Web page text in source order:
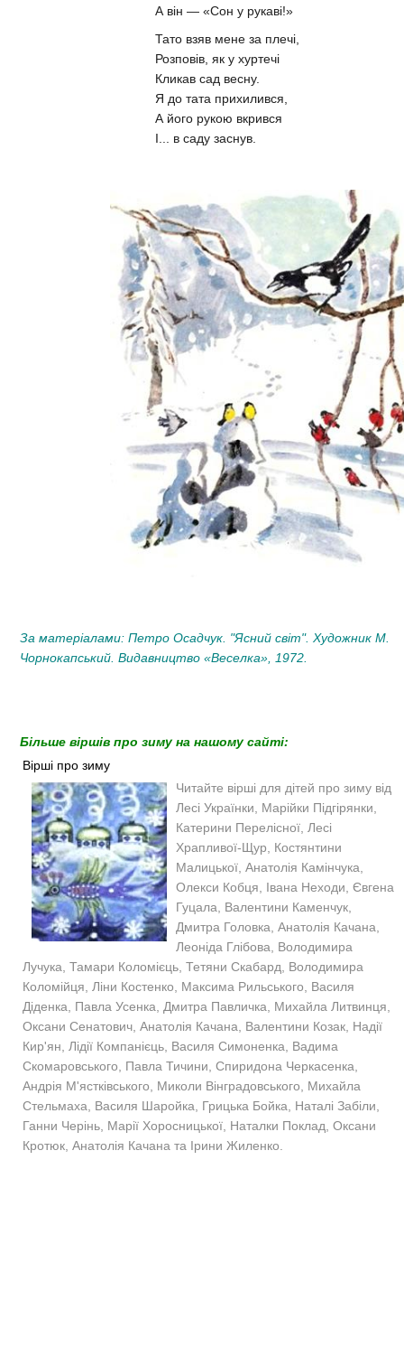
А він — «Сон у рукаві!»
Тато взяв мене за плечі,
Розповів, як у хуртечі
Кликав сад весну.
Я до тата прихилився,
А його рукою вкрився
І... в саду заснув.
За матеріалами: Петро Осадчук. "Ясний світ". Художник М.
Чорнокапський. Видавництво «Веселка», 1972.
Більше віршів про зиму на нашому сайті:
Вірші про зиму
Читайте вірші для дітей про зиму від
Лесі Українки, Марійки Підгірянки,
Катерини Перелісної, Лесі
Храпливої-Щур, Костянтини
Малицької, Анатолія Камінчука,
Олекси Кобця, Івана Неходи, Євгена
Гуцала, Валентини Каменчук,
Дмитра Головка, Анатолія Качана,
Леоніда Глібова, Володимира
Лучука, Тамари Коломієць, Тетяни Скабард, Володимира
Коломійця, Ліни Костенко, Максима Рильського, Василя
Діденка, Павла Усенка, Дмитра Павличка, Михайла Литвинця,
Оксани Сенатович, Анатолія Качана, Валентини Козак, Надії
Кир'ян, Лідії Компанієць, Василя Симоненка, Вадима
Скомаровського, Павла Тичини, Спиридона Черкасенка,
Андрія М'ястківського, Миколи Вінградовського, Михайла
Стельмаха, Василя Шаройка, Грицька Бойка, Наталі Забіли,
Ганни Черінь, Марії Хоросницької, Наталки Поклад, Оксани
Кротюк, Анатолія Качана та Ірини Жиленко.